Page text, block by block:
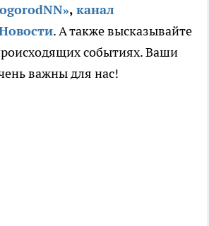
, канал
. А также высказывайте
событиях. Ваши
важны для нас!